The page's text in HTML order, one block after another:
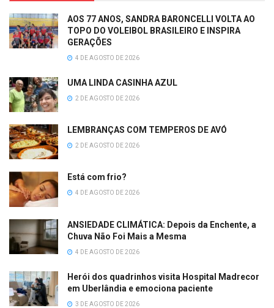
AOS 77 ANOS, SANDRA BARONCELLI VOLTA AO
TOPO DO VOLEIBOL BRASILEIRO E INSPIRA
GERAÇÕES
4 DE AGOSTO DE 2026
UMA LINDA CASINHA AZUL
2 DE AGOSTO DE 2026
LEMBRANÇAS COM TEMPEROS DE AVÓ
2 DE AGOSTO DE 2026
Está com frio?
4 DE AGOSTO DE 2026
ANSIEDADE CLIMÁTICA: Depois da Enchente, a
Chuva Não Foi Mais a Mesma
4 DE AGOSTO DE 2026
Herói dos quadrinhos visita Hospital Madrecor
em Uberlândia e emociona paciente
3 DE AGOSTO DE 2026